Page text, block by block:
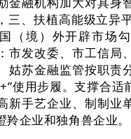
三、扶植高能级立异
（境）外开辟市场
市发改委、市工信局
姑苏金融监管按职责
使用步履。支撑合适
新手艺企业、制制业
羚企业和独角兽企业。